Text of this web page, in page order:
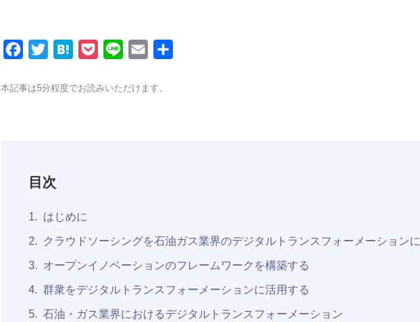
Facebook
Twitter HatenaPocketLine Email
本記事は5分程度でお読みいただけます。
目次
はじめに
クラウドソーシングを石油ガス業界のデジタルトランスフォーメーション
オープンイノベーションのフレームワークを構築する
群衆をデジタルトランスフォーメーションに活用する
石油・ガス業界におけるデジタルトランスフォーメーション